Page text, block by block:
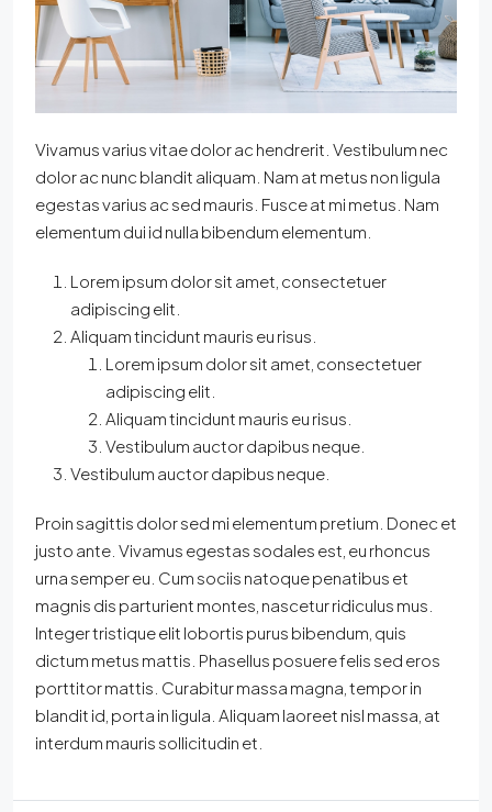
Vivamus varius vitae dolor ac hendrerit. Vestibulum nec
dolor ac nunc blandit aliquam. Nam at metus non ligula
egestas varius ac sed mauris. Fusce at mi metus. Nam
elementum dui id nulla bibendum elementum.
Lorem ipsum dolor sit amet, consectetuer
adipiscing elit.
Aliquam tincidunt mauris eu risus.
Lorem ipsum dolor sit amet, consectetuer
adipiscing elit.
Aliquam tincidunt mauris eu risus.
Vestibulum auctor dapibus neque.
Vestibulum auctor dapibus neque.
Proin sagittis dolor sed mi elementum pretium. Donec et
justo ante. Vivamus egestas sodales est, eu rhoncus
urna semper eu. Cum sociis natoque penatibus et
magnis dis parturient montes, nascetur ridiculus mus.
Integer tristique elit lobortis purus bibendum, quis
dictum metus mattis. Phasellus posuere felis sed eros
porttitor mattis. Curabitur massa magna, tempor in
blandit id, porta in ligula. Aliquam laoreet nisl massa, at
interdum mauris sollicitudin et.